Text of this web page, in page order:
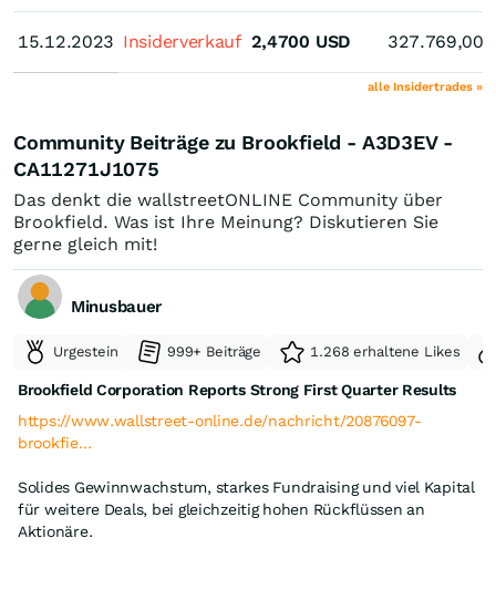
15.12.2023
15.12.2023 Insiderverkauf 2,4700 USD 327.769,00
alle Insidertrades »
Community Beiträge zu Brookfield - A3D3EV -
CA11271J1075
Das denkt die wallstreetONLINE Community über
Brookfield. Was ist Ihre Meinung? Diskutieren Sie
gerne gleich mit!
Minusbauer
Urgestein 999+ Beiträge 1.268 erhaltene Likes
Brookfield Corporation Reports Strong First Quarter Results
https://www.wallstreet-online.de/nachricht/20876097-
brookfie…
Solides Gewinnwachstum, starkes Fundraising und viel Kapital
für weitere Deals, bei gleichzeitig hohen Rückflüssen an
Aktionäre.